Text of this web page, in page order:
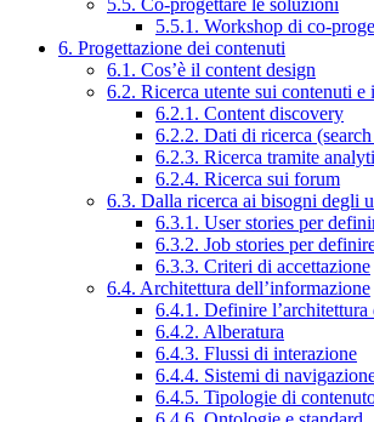
5.5. Co-progettare le soluzioni
5.5.1. Workshop di co-
6. Progettazione dei contenuti
6.1. Cos’è il content design
6.2. Ricerca utente sui contenuti
6.2.1. Content discovery
6.2.2. Dati di ricerca
6.2.3. Ricerca tramite
6.2.4. Ricerca sui forum
6.3. Dalla ricerca ai bisogni degli
6.3.1. User stories per
6.3.2. Job stories per
6.3.3. Criteri di accettazione
6.4. Architettura dell’informazione
6.4.1. Definire l’architettura
6.4.2. Alberatura
6.4.3. Flussi di interazione
6.4.4. Sistemi di
6.4.5. Tipologie di